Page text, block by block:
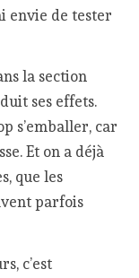
envie de tester
la section
ses effets.
s’emballer, car
Et on a déjà
que les
parfois
c’est